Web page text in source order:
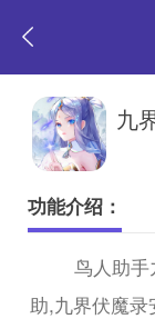
返 九
功能介绍：
鸟人助
助,九界伏魔